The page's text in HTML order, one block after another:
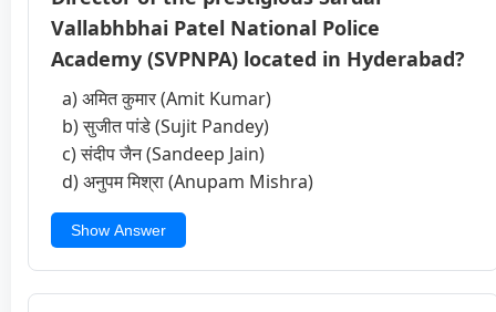
Vallabhbhai Patel National Police
Academy (SVPNPA) located in Hyderabad?
a) अमित कुमार (Amit Kumar)
b) सुजीत पांडे (Sujit Pandey)
c) संदीप जैन (Sandeep Jain)
d) अनुपम मिश्रा (Anupam Mishra)
Show Answer